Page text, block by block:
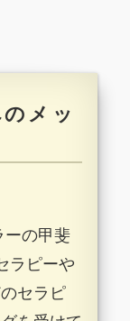
メッ
ーの甲斐
ラピーや
セラピ